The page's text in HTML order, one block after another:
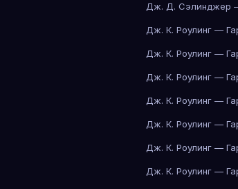
Дж. Д. Сэлинджер
Дж. К. Роулинг —
Дж. К. Роулинг —
Дж. К. Роулинг —
Дж. К. Роулинг —
Дж. К. Роулинг —
Дж. К. Роулинг —
Дж. К. Роулинг —